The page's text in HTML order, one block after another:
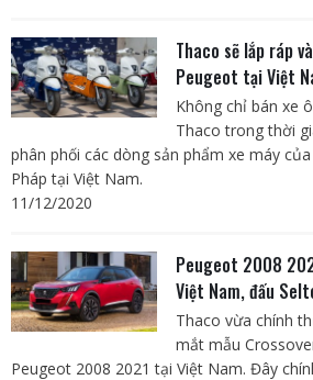
Thaco sẽ lắp ráp
Peugeot tại Việt
Không chỉ bán xe
Thaco trong thời
phân phối các dòng sản phẩm xe máy
Pháp tại Việt Nam.
11/12/2020
Peugeot 2008
Việt Nam, đấu
Thaco vừa chính
mắt mẫu
Peugeot 2008 2021 tại Việt Nam. Đây